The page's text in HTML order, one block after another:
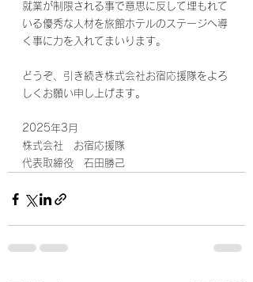
就業が制限される事で意思に反して埋もれて
いる優秀な人材を旅館ホテルのステージへ導
く事に力を入れてまいります。
どうぞ、引き続き株式会社お宿応援隊をよろ
しくお願い申し上げます。
2025年3月
株式会社　お宿応援隊
代表取締役　石田勝己